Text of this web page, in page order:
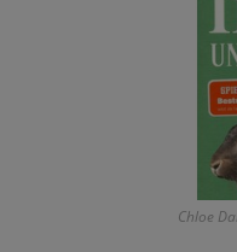
Chloe